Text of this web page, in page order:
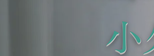
小